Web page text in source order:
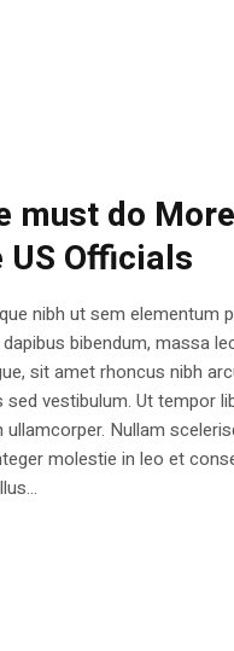
must do
US Officials
nibh ut sem elementum
bibendum, massa
sit amet rhoncus nibh
sed vestibulum. Ut tempor
Nullam
molestie in leo et